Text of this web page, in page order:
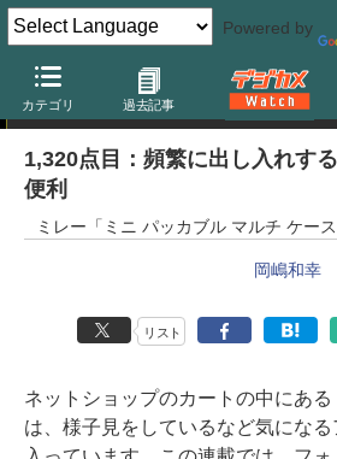
Powered by
カテゴリ 過去記事
岡嶋和幸の「あとで買う」
1,320点目：頻繁に出し入れす
便利
ミレー「ミニ パッカブル マルチ ケース
岡嶋和幸
リスト
ネットショップのカートの中にあ
は、様子見をしているなど気にな